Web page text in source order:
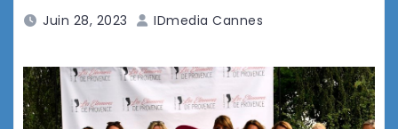
Juin 28, 2023 IDmedia Cannes